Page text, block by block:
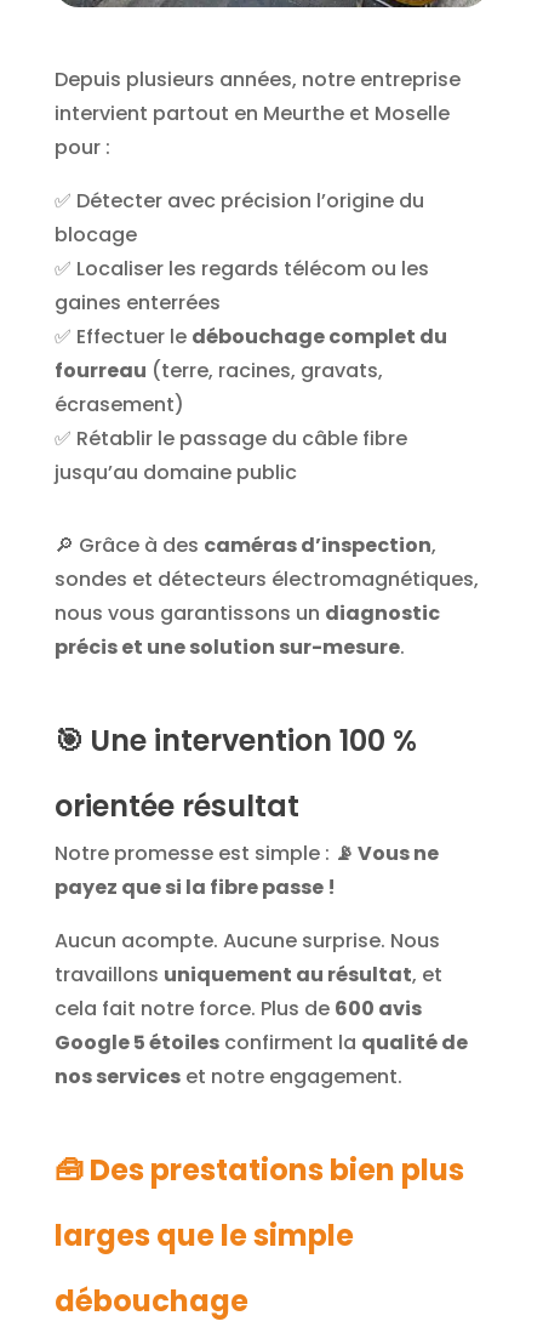
Depuis plusieurs années, notre entreprise
intervient partout en Meurthe et Moselle
pour :
✅ Détecter avec précision l’origine du
blocage
✅ Localiser les regards télécom ou les
gaines enterrées
✅ Effectuer le débouchage complet du
fourreau (terre, racines, gravats,
écrasement)
✅ Rétablir le passage du câble fibre
jusqu’au domaine public
🔎 Grâce à des caméras d’inspection,
sondes et détecteurs électromagnétiques,
nous vous garantissons un diagnostic
précis et une solution sur-mesure.
🎯 Une intervention 100 %
orientée résultat
Notre promesse est simple : 📡 Vous ne
payez que si la fibre passe !
Aucun acompte. Aucune surprise. Nous
travaillons uniquement au résultat, et
cela fait notre force. Plus de 600 avis
Google 5 étoilesconfirment la qualité de
nos serviceset notre engagement.
🧰 Des prestations bien plus
larges que le simple
débouchage